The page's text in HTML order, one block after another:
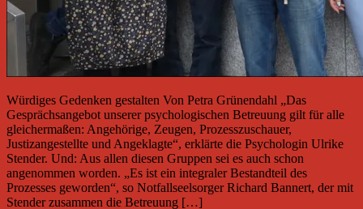
Würdiges Gedenken gestalten Von Petra Grünendahl „Das
Gesprächsangebot unserer psychologischen Betreuung gilt für alle
gleichermaßen: Angehörige, Zeugen, Prozesszuschauer,
Justizangestellte und Angeklagte“, erklärte die Psychologin Ulrike
Stender. Und: Aus allen diesen Gruppen sei es auch schon
angenommen worden. „Es ist ein integraler Bestandteil des
Prozesses geworden“, so Notfallseelsorger Richard Bannert, der mit
Stender zusammen die Betreuung […]